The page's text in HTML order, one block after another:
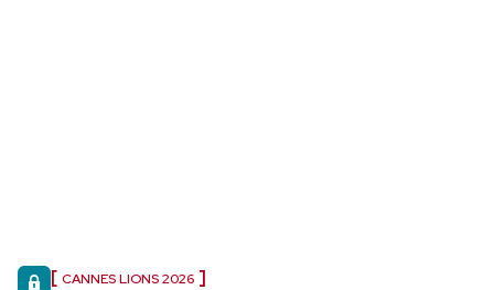
CANNES LIONS 2026